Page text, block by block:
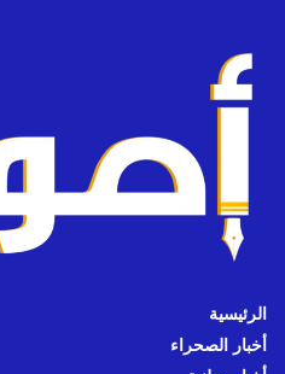
الرئيسية
أخبار الصحراء